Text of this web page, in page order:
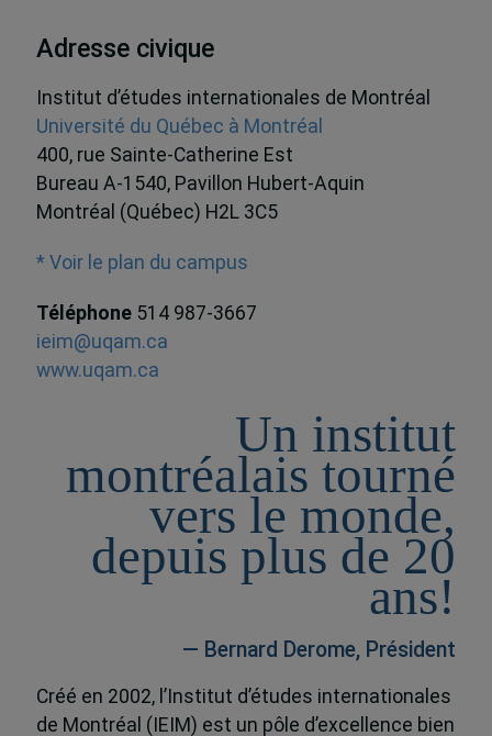
Adresse civique
Institut d’études internationales de Montréal
Université du Québec à Montréal
400, rue Sainte-Catherine Est
Bureau A-1540, Pavillon Hubert-Aquin
Montréal (Québec) H2L 3C5
* Voir le plan du campus
Téléphone 514 987-3667
ieim@uqam.ca
www.uqam.ca
Un institut
montréalais tourné
vers le monde,
depuis plus de 20
ans!
— Bernard Derome, Président
Créé en 2002, l’Institut d’études internationales
de Montréal (IEIM) est un pôle d’excellence bien